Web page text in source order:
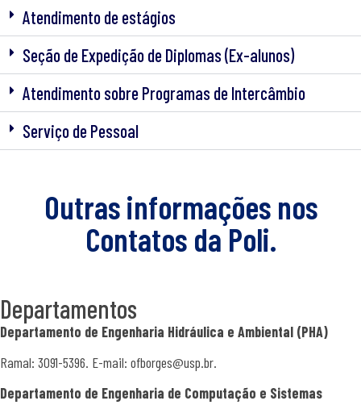
Atendimento de estágios
Seção de Expedição de Diplomas (Ex-alunos)
Atendimento sobre Programas de Intercâmbio
Serviço de Pessoal
Outras informações nos
Contatos da Poli.
Departamentos​
Departamento de Engenharia Hidráulica e Ambiental (PHA)
Ramal: 3091-5396. E-mail: ofborges@usp.br.
Departamento de Engenharia de Computação e Sistemas